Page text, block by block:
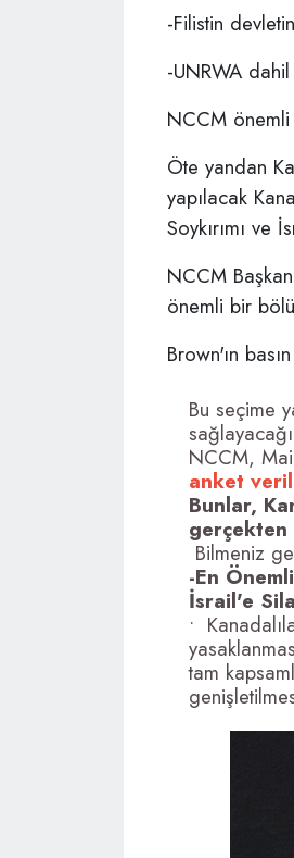
-Filistin
-UNRWA
NCCM önemli
Öte yandan
yapılacak
Soykırımı ve
NCCM
önemli bir
Brown'ın
Bu seçime
NCCM,
anket
Bunlar,
Bilmeniz
-En
İsrail'e
•⁠
tam